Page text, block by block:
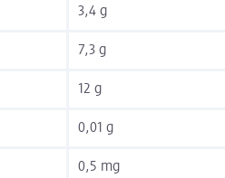
3,4 g
7,3 g
12 g
0,01 g
0,5 mg